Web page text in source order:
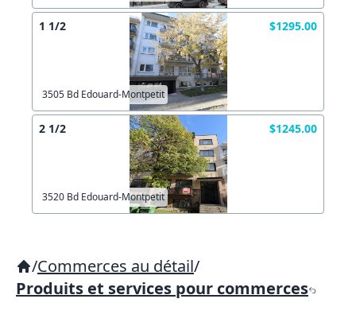
1 1/2 $1295.00
3505 Bd Edouard-Montpetit
2 1/2 $1245.00
3520 Bd Edouard-Montpetit
/Commerces au détail/
Produits et services pour commerces